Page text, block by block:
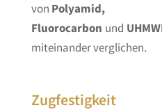
von Polyamid,
Fluorocarbon und
miteinander verglichen.
Zugfestigkeit